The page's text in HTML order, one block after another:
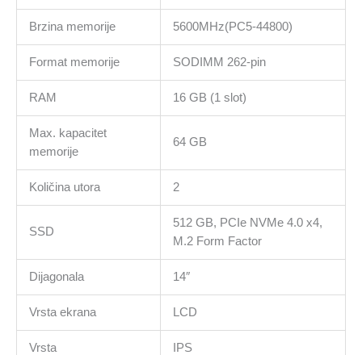
Brzina memorije 5600MHz(PC5-44800)
Format memorije SODIMM 262-pin
RAM 16 GB (1 slot)
Max. kapacitet
memorije
64 GB
Količina utora 2
SSD
512 GB, PCIe NVMe 4.0 x4,
M.2 Form Factor
Dijagonala 14″
Vrsta ekrana LCD
Vrsta IPS